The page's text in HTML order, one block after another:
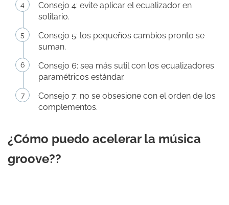
Consejo 4: evite aplicar el ecualizador en
solitario.
Consejo 5: los pequeños cambios pronto se
suman.
Consejo 6: sea más sutil con los ecualizadores
paramétricos estándar.
Consejo 7: no se obsesione con el orden de los
complementos.
¿Cómo puedo acelerar la música
groove??